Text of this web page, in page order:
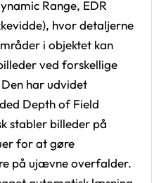
Range, EDR
hvor detaljerne
i objektet kan
ved forskellige
har udvidet
Depth of Field
stabler billeder på
for at gøre
på ujævne overfalder.